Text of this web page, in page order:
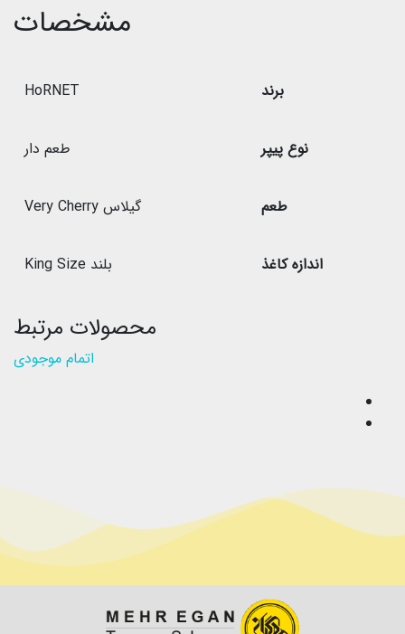
مشخصات
برند HoRNET
نوع پیپر طعم دار
طعم گیلاس Very Cherry
اندازه کاغذ بلند King Size
محصولات مرتبط
اتمام موجودی